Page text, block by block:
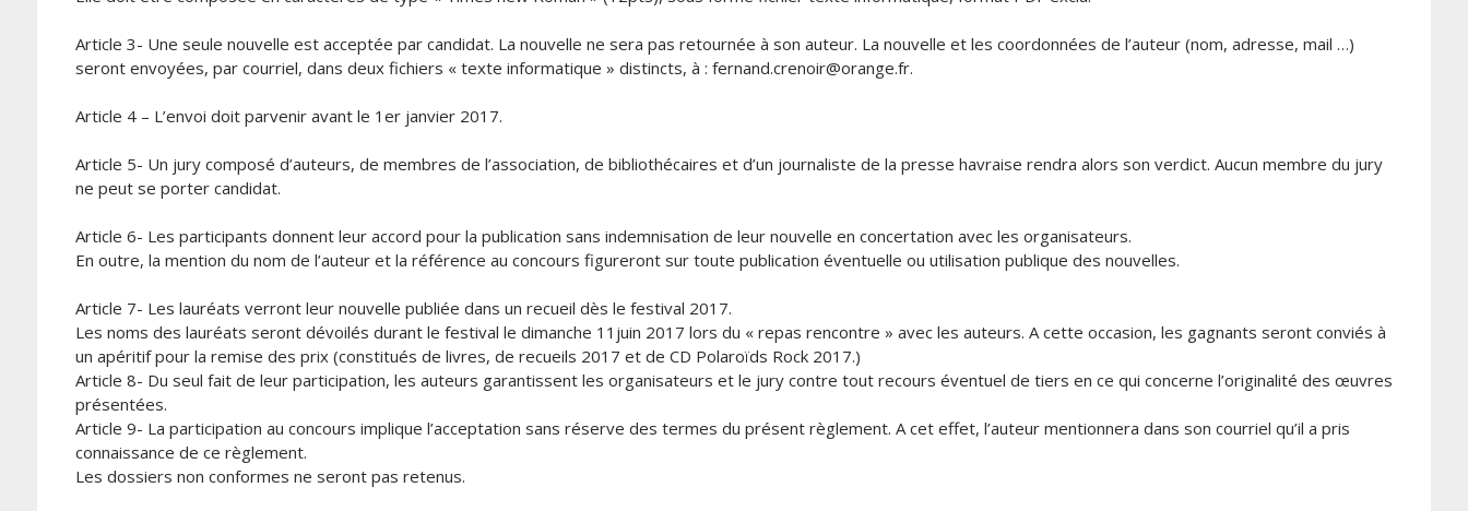
Article 3- Une seule nouvelle est acceptée par candidat. La nouvelle ne sera pas retournée à son auteur. La nouvelle et les coordonnées de l’auteur (nom, adresse, mail …)
seront envoyées, par courriel, dans deux fichiers « texte informatique » distincts, à : fernand.crenoir@orange.fr.
Article 4 – L’envoi doit parvenir avant le 1er janvier 2017.
Article 5- Un jury composé d’auteurs, de membres de l’association, de bibliothécaires et d’un journaliste de la presse havraise rendra alors son verdict. Aucun membre du jury
ne peut se porter candidat.
Article 6- Les participants donnent leur accord pour la publication sans indemnisation de leur nouvelle en concertation avec les organisateurs.
En outre, la mention du nom de l’auteur et la référence au concours figureront sur toute publication éventuelle ou utilisation publique des nouvelles.
Article 7- Les lauréats verront leur nouvelle publiée dans un recueil dès le festival 2017.
Les noms des lauréats seront dévoilés durant le festival le dimanche 11juin 2017 lors du « repas rencontre » avec les auteurs. A cette occasion, les gagnants seront conviés à
un apéritif pour la remise des prix (constitués de livres, de recueils 2017 et de CD Polaroïds Rock 2017.)
Article 8- Du seul fait de leur participation, les auteurs garantissent les organisateurs et le jury contre tout recours éventuel de tiers en ce qui concerne l’originalité des œuvres
présentées.
Article 9- La participation au concours implique l’acceptation sans réserve des termes du présent règlement. A cet effet, l’auteur mentionnera dans son courriel qu’il a pris
connaissance de ce règlement.
Les dossiers non conformes ne seront pas retenus.